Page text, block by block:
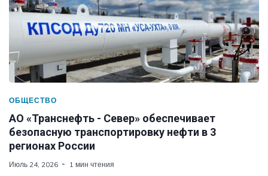
ОБЩЕСТВО
АО «Транснефть - Север» обеспечивает
безопасную транспортировку нефти в 3
регионах России
Июль 24, 2026 1 мин чтения